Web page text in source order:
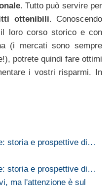
. Tutto può servire per
ottenibili. Conoscendo
loro corso storico e con
(i mercati sono sempre
potrete quindi fare ottimi
i vostri risparmi. In
storia e prospettive di…
storia e prospettive di…
ma l'attenzione è sul